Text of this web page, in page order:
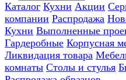
Каталог Кухни Акции
компании Распродажа
Кухни Выполненные
Гардеробные Корпусная
Ликвидация товара
комнаты Столы и стулья